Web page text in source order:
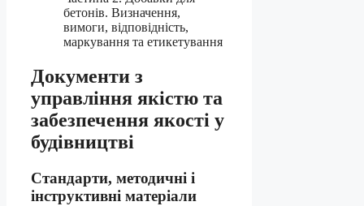
бетонів. Визначення,
вимоги, відповідність,
маркування та етикетування
Документи з
управління якістю та
забезпечення якості у
будівництві
Стандарти, методичні і
інструктивні матеріали